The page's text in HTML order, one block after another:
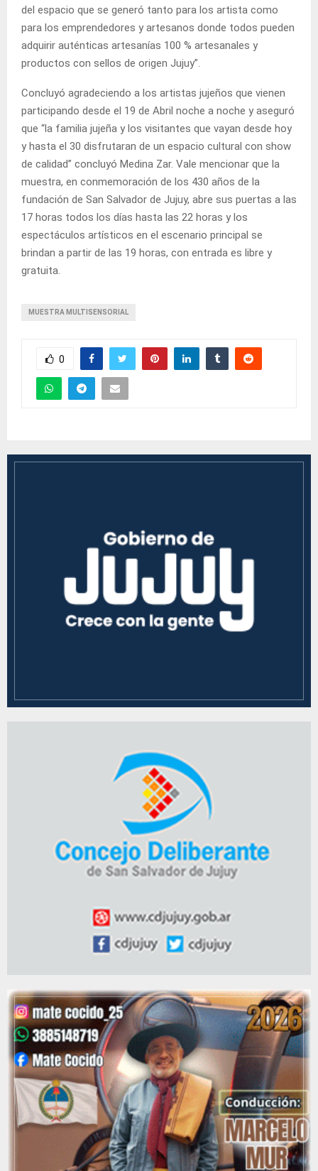
del espacio que se generó tanto para los artista como
para los emprendedores y artesanos donde todos pueden
adquirir auténticas artesanías 100 % artesanales y
productos con sellos de origen Jujuy”.
Concluyó agradeciendo a los artistas jujeños que vienen
participando desde el 19 de Abril noche a noche y aseguró
que “la familia jujeña y los visitantes que vayan desde hoy
y hasta el 30 disfrutaran de un espacio cultural con show
de calidad” concluyó Medina Zar. Vale mencionar que la
muestra, en conmemoración de los 430 años de la
fundación de San Salvador de Jujuy, abre sus puertas a las
17 horas todos los días hasta las 22 horas y los
espectáculos artísticos en el escenario principal se
brindan a partir de las 19 horas, con entrada es libre y
gratuita.
MUESTRA MULTISENSORIAL
0